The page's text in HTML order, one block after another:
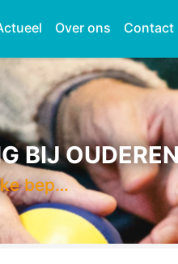
Over ons Contact
BIJ
bep…